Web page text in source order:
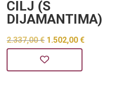
CILJ (S
DIJAMANTIMA)
2.337,00€ Izvorna
cijena
bila
1.502,00€